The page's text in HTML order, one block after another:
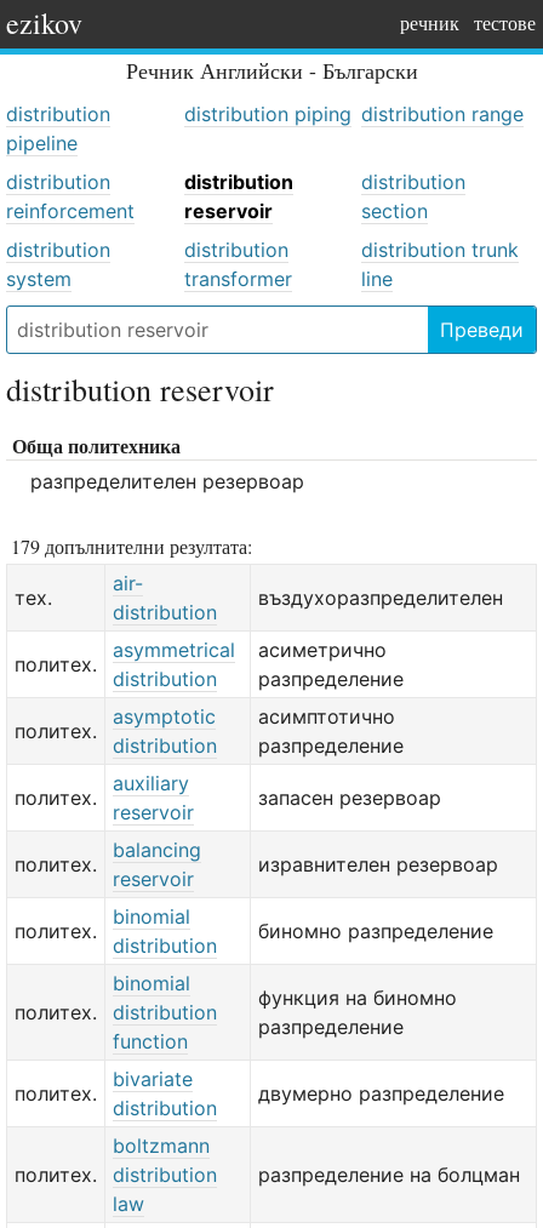
ezikov речник тестове
Речник Английски - Български
distribution
pipeline
distribution piping distribution range
distribution
reinforcement
distribution
reservoir
distribution
section
distribution
system
distribution
transformer
distribution trunk
line
Преведи
distribution reservoir
Обща политехника
разпределителен резервоар
179 допълнителни резултата:
тех.
air-
distribution
въздухоразпределителен
политех.
asymmetrical
distribution
асиметрично
разпределение
политех.
asymptotic
distribution
асимптотично
разпределение
политех.
auxiliary
reservoir
запасен резервоар
политех.
balancing
reservoir
изравнителен резервоар
политех.
binomial
distribution
биномно разпределение
политех.
binomial
distribution
function
функция на биномно
разпределение
политех.
bivariate
distribution
двумерно разпределение
политех.
boltzmann
distribution
law
разпределение на болцман